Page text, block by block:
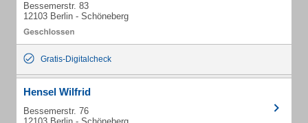
Bessemerstr. 83
12103 Berlin - Schöneberg
Gratis-Digitalcheck
Hensel Wilfrid
Bessemerstr. 76